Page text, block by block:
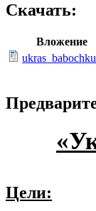
Скачать:
Вложение
Цели: